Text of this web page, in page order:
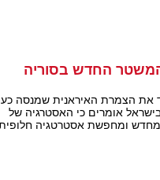
החדש בסוריה
את הצמרת האיראנית שמנסה
אומרים כי האסטרגיה של
ומחפשת אסטרטגיה